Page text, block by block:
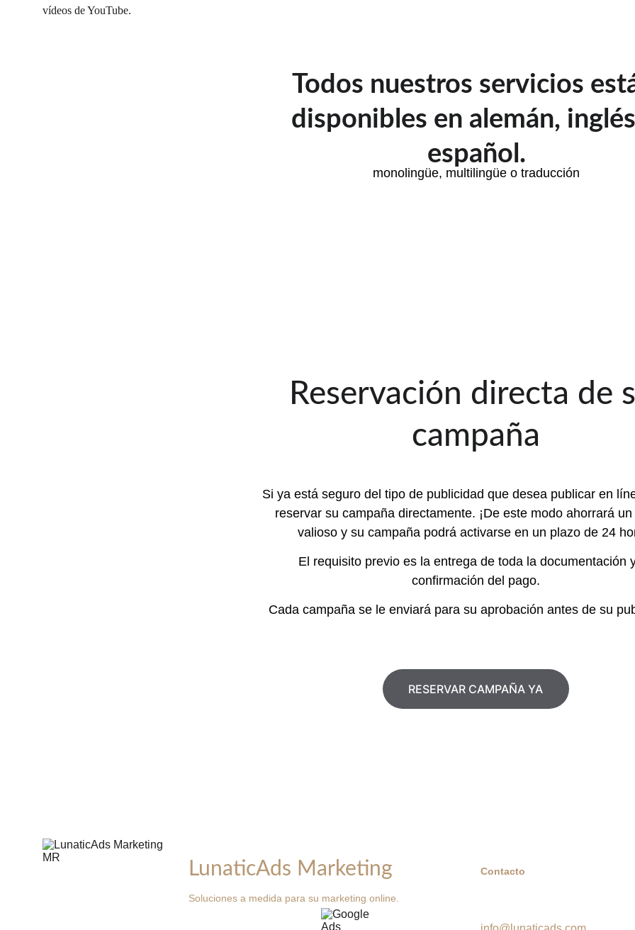
vídeos de YouTube.
Todos nuestros servicios
disponibles en alemán,
español.
monolingüe, multilingüe o traducción
Reservación directa de
campaña
Si ya está seguro del tipo de publicidad que desea publicar en
reservar su campaña directamente. ¡De este modo ahorrará
valioso y su campaña podrá activarse en un plazo de 24
El requisito previo es la entrega de toda la documentación
confirmación del pago.
Cada campaña se le enviará para su aprobación antes de su
RESERVAR CAMPAÑA YA
LunaticAds Marketing
Soluciones a medida para su marketing online.
Contacto